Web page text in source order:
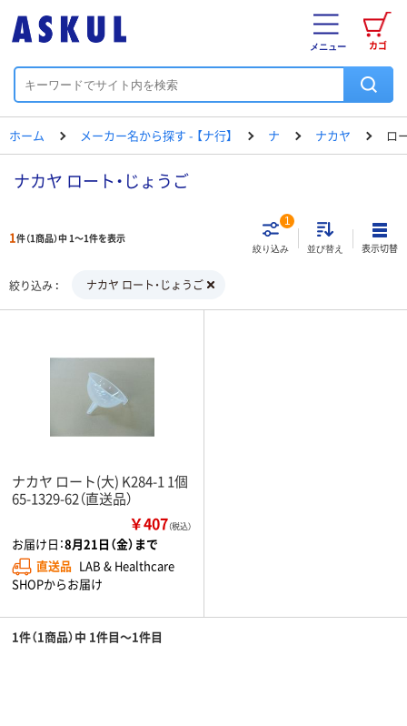
カゴ
メニュー
ホーム メーカー名から探す - 【ナ行】 ナ ナカヤ ロ
ナカヤ ロート・じょうご
1件（1商品）中 1～1件を表示
絞り込み
1
並び替え 表示切替
絞り込み ナカヤ ロート・じょうご
ナカヤ ロート(大) K284-1 1個
65-1329-62（直送品）
￥407（税込）
お届け日：8月21日（金）まで
直送品 LAB & Healthcare
SHOPからお届け
1件（1商品）中 1件目～1件目